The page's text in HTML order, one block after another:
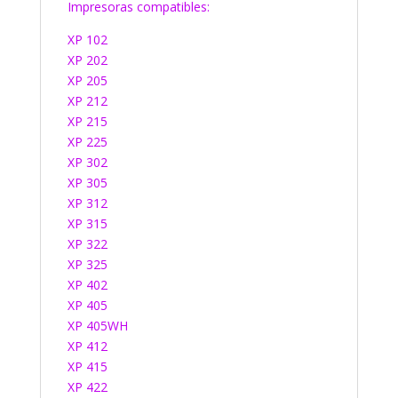
Impresoras compatibles:
XP 102
XP 202
XP 205
XP 212
XP 215
XP 225
XP 302
XP 305
XP 312
XP 315
XP 322
XP 325
XP 402
XP 405
XP 405WH
XP 412
XP 415
XP 422